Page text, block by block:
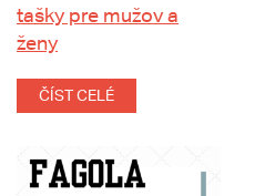
tašky pre mužov a
ženy
ČÍST CELÉ